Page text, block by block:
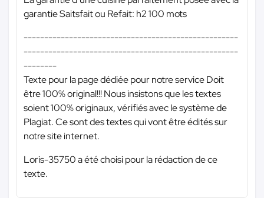
garantie Saitsfait ou Refait: h2 100 mots
----------------------------------------------------
----------------------------------------------------
--------
Texte pour la page dédiée pour notre service Doit
être 100% original!!! Nous insistons que les textes
soient 100% originaux, vérifiés avec le système de
Plagiat. Ce sont des textes qui vont être édités sur
notre site internet.
Loris-35750 a été choisi pour la rédaction de ce
texte.